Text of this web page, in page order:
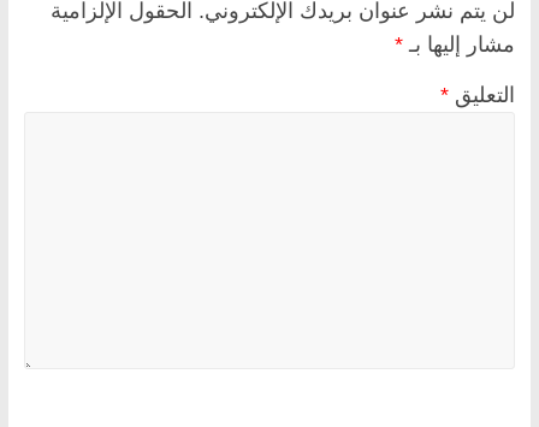
لن يتم نشر عنوان بريدك الإلكتروني. الحقول الإلزامية
مشار إليها بـ *
التعليق *